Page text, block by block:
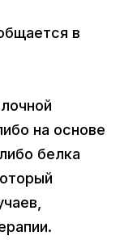
в
на основе
белка